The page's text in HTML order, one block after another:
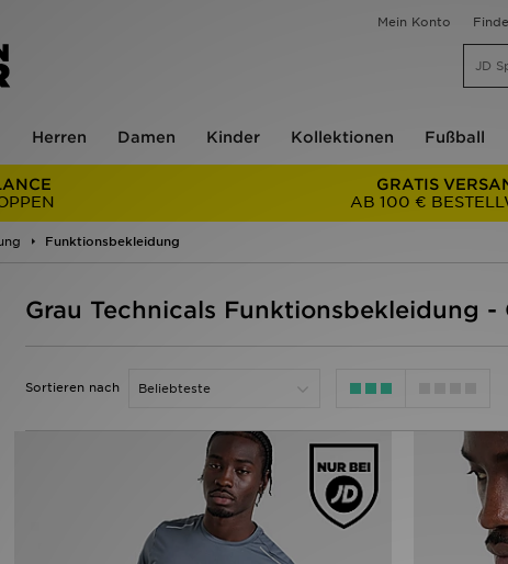
Mein Konto
Herren Damen Kinder Kollektionen Fußball
GRATIS
AB 100 €
Funktionsbekleidung
Grau Technicals Funktionsbekleidung -
Sortieren nach